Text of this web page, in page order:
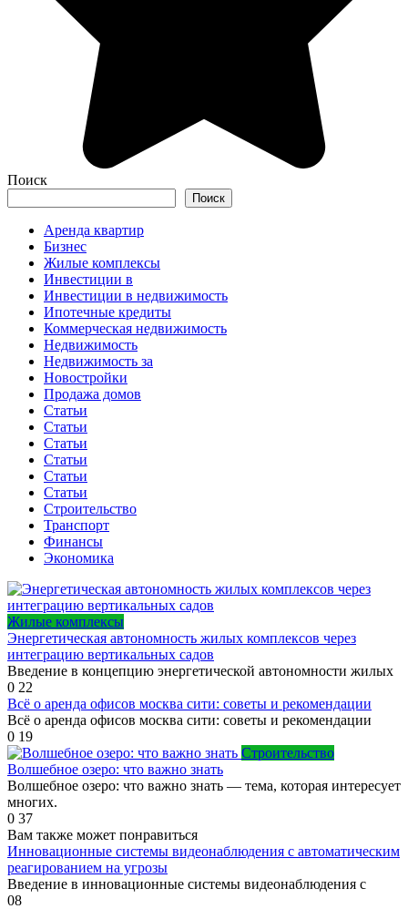
Поиск
Поиск
Аренда квартир
Бизнес
Жилые комплексы
Инвестиции в
Инвестиции в недвижимость
Ипотечные кредиты
Коммерческая недвижимость
Недвижимость
Недвижимость за
Новостройки
Продажа домов
Статьи
Статьи
Статьи
Статьи
Статьи
Статьи
Строительство
Транспорт
Финансы
Экономика
Жилые комплексы
Энергетическая автономность жилых комплексов через
интеграцию вертикальных садов
Введение в концепцию энергетической автономности жилых
0 22
Всё о аренда офисов москва сити: советы и рекомендации
Всё о аренда офисов москва сити: советы и рекомендации
0 19
Строительство
Волшебное озеро: что важно знать
Волшебное озеро: что важно знать — тема, которая интересует
многих.
0 37
Вам также может понравиться
Инновационные системы видеонаблюдения с автоматическим
реагированием на угрозы
Введение в инновационные системы видеонаблюдения с
08